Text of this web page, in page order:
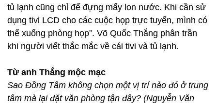
tủ lạnh cũng chỉ để đựng mấy lon nước. Khi cần sử
dụng tivi LCD cho các cuộc họp trực tuyến, mình có
thể xuống phòng họp”. Võ Quốc Thắng phân trần
khi người viết thắc mắc về cái tivi và tủ lạnh.
Từ anh Thắng mộc mạc
Sao Đồng Tâm không chọn một vị trí nào đó ở trung
tâm mà lại đặt văn phòng tận đây? (Nguyễn Văn